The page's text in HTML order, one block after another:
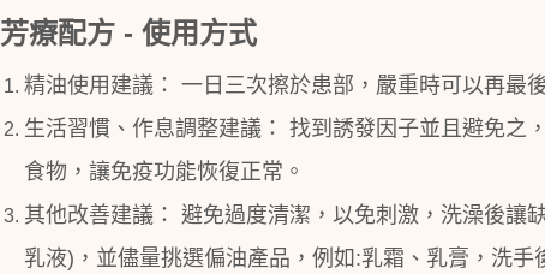
芳療配方 - 使用方式
精油使用建議： 一日三次擦於患部，嚴重時可以再最
生活習慣、作息調整建議： 找到誘發因子並且避免之
食物，讓免疫功能恢復正常。
其他改善建議： 避免過度清潔，以免刺激，洗澡後讓
乳液) ，並儘量挑選偏油產品，例如 :乳霜、乳膏，洗手